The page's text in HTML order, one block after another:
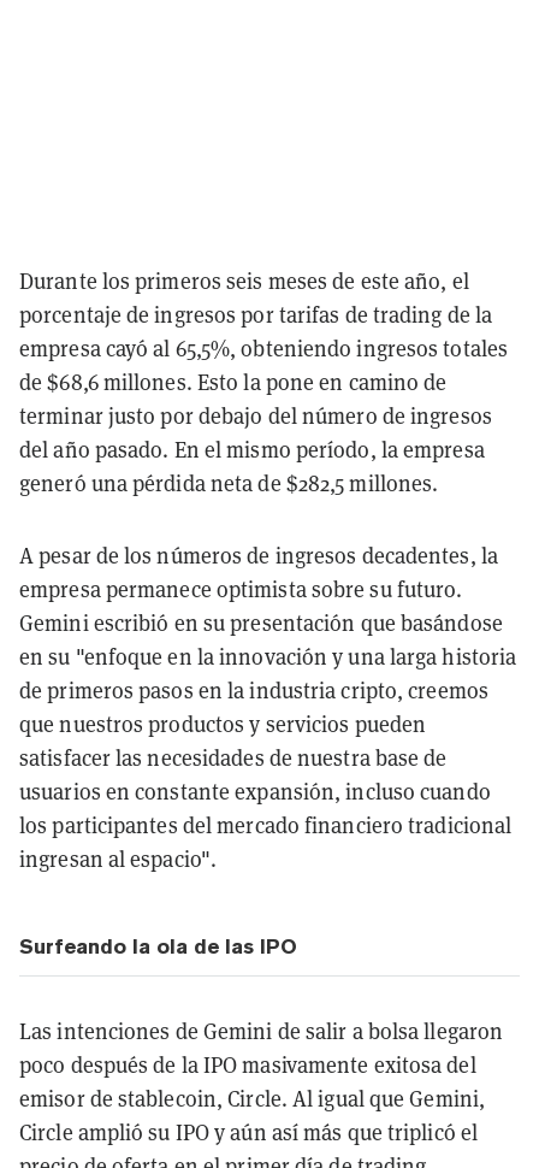
Durante los primeros seis meses de este año, el
porcentaje de ingresos por tarifas de trading de la
empresa cayó al 65,5%, obteniendo ingresos totales
de $68,6 millones. Esto la pone en camino de
terminar justo por debajo del número de ingresos
del año pasado. En el mismo período, la empresa
generó una pérdida neta de $282,5 millones.
A pesar de los números de ingresos decadentes, la
empresa permanece optimista sobre su futuro.
Gemini escribió en su presentación que basándose
en su "enfoque en la innovación y una larga historia
de primeros pasos en la industria cripto, creemos
que nuestros productos y servicios pueden
satisfacer las necesidades de nuestra base de
usuarios en constante expansión, incluso cuando
los participantes del mercado financiero tradicional
ingresan al espacio".
Surfeando la ola de las IPO
Las intenciones de Gemini de salir a bolsa llegaron
poco después de la IPO masivamente exitosa del
emisor de stablecoin, Circle. Al igual que Gemini,
Circle amplió su IPO y aún así más que triplicó el